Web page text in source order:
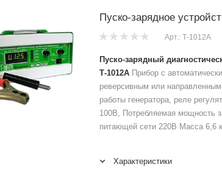
Пуско-зарядное
Арт.: Т-1012А
Пуско-зарядный
Т-1012А Прибор с
реверсивным или
работы генератора, реле
100В, Потребляемая мощность
питающей сети 220В Масса 6,6
Характеристики